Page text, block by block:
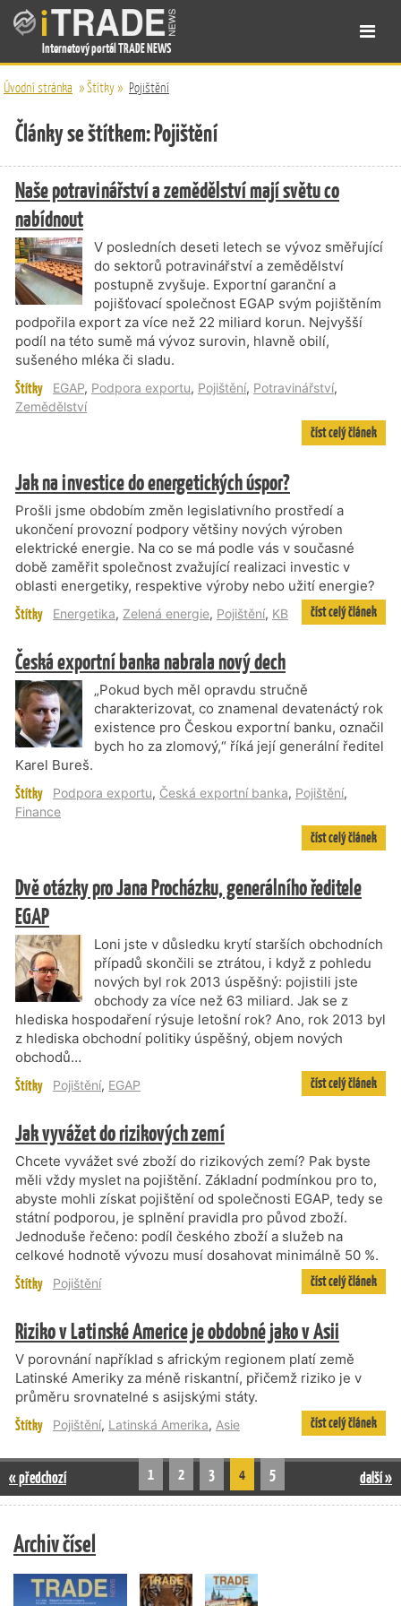
Internetový portál TRADE NEWS
Úvodní stránka »Štítky» Pojištění
Články se štítkem: Pojištění
Naše potravinářství a zemědělství mají světu co
nabídnout
V posledních deseti letech se vývoz směřující
do sektorů potravinářství a zemědělství
postupně zvyšuje. Exportní garanční a
pojišťovací společnost EGAP svým pojištěním
podpořila export za více než 22 miliard korun. Nejvyšší
podíl na této sumě má vývoz surovin, hlavně obilí,
sušeného mléka či sladu.
Štítky EGAP, Podpora exportu, Pojištění, Potravinářství,
Zemědělství
číst celý článek
Jak na investice do energetických úspor?
Prošli jsme obdobím změn legislativního prostředí a
ukončení provozní podpory většiny nových výroben
elektrické energie. Na co se má podle vás v současné
době zaměřit společnost zvažující realizaci investic v
oblasti energetiky, respektive výroby nebo užití energie?
Štítky Energetika, Zelená energie, Pojištění, KB číst celý článek
Česká exportní banka nabrala nový dech
„Pokud bych měl opravdu stručně
charakterizovat, co znamenal devatenáctý rok
existence pro Českou exportní banku, označil
bych ho za zlomový,“ říká její generální ředitel
Karel Bureš.
Štítky Podpora exportu, Česká exportní banka, Pojištění,
Finance
číst celý článek
Dvě otázky pro Jana Procházku, generálního ředitele
EGAP
Loni jste v důsledku krytí starších obchodních
případů skončili se ztrátou, i když z pohledu
nových byl rok 2013 úspěšný: pojistili jste
obchody za více než 63 miliard. Jak se z
hlediska hospodaření rýsuje letošní rok? Ano, rok 2013 byl
z hlediska obchodní politiky úspěšný, objem nových
obchodů…
Štítky Pojištění, EGAP číst celý článek
Jak vyvážet do rizikových zemí
Chcete vyvážet své zboží do rizikových zemí? Pak byste
měli vždy myslet na pojištění. Základní podmínkou pro to,
abyste mohli získat pojištění od společnosti EGAP, tedy se
státní podporou, je splnění pravidla pro původ zboží.
Jednoduše řečeno: podíl českého zboží a služeb na
celkové hodnotě vývozu musí dosahovat minimálně 50 %.
Štítky Pojištění číst celý článek
Riziko v Latinské Americe je obdobné jako v Asii
V porovnání například s africkým regionem platí země
Latinské Ameriky za méně riskantní, přičemž riziko je v
průměru srovnatelné s asijskými státy.
Štítky Pojištění, Latinská Amerika, Asie číst celý článek
« předchozí 1 2 3 4 5 další »
Archiv čísel